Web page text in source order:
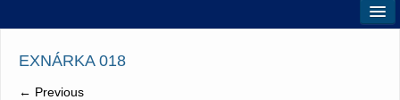
Pre žiakov
EXNÁRKA 018
← Previous